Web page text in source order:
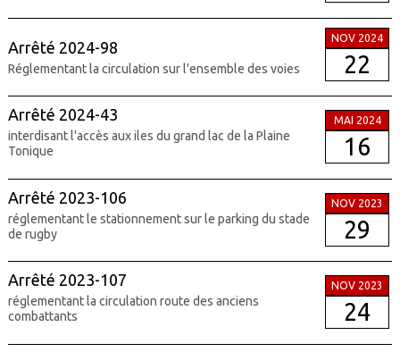
Arrêté 2024-98
Réglementant la circulation sur l'ensemble des voies
NOV 2024
22
Arrêté 2024-43
interdisant l'accès aux iles du grand lac de la Plaine
Tonique
MAI 2024
16
Arrêté 2023-106
réglementant le stationnement sur le parking du stade
de rugby
NOV 2023
29
Arrêté 2023-107
réglementant la circulation route des anciens
combattants
NOV 2023
24